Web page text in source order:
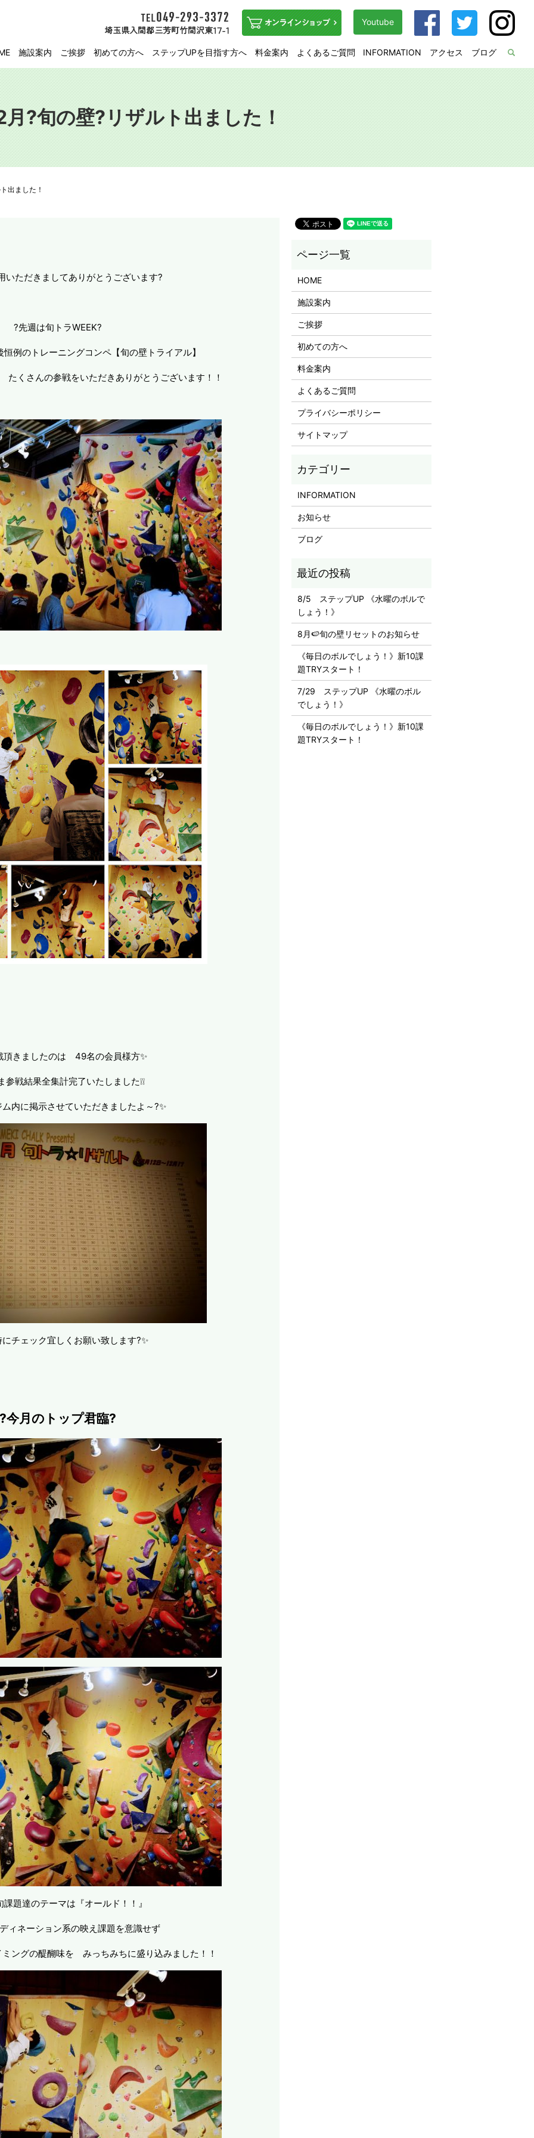
施設案内 ご挨拶 初めての方へ ステップUPを目指す方へ 料金案内 よくあるご質問 INFORMATION アクセス ブログ
Youtube
月?旬の壁?リザルト出ました！
出ました！
いただきましてありがとうございます?
?先週は旬トラWEEK?
例のトレーニングコンペ【旬の壁トライアル】
くさんの参戦をいただきありがとうございます！！
頂きましたのは 49名の会員様方✨
参戦結果全集計完了いたしました❕❕
内に掲示させていただきましたよ～?✨
チェック宜しくお願い致します?✨
今月のトップ君臨?
課題達のテーマは『オールド！！』
ィネーション系の映え課題を意識せず
ングの醍醐味を みっちみちに盛り込みました！！
HOME
施設案内
ご挨拶
初めての方へ
料金案内
よくあるご質問
プライバシーポリシー
サイトマップ
INFORMATION
お知らせ
ブログ
8/5 ステップUP 《水曜のボルで
しょう！》
8月🍉旬の壁リセットのお知らせ
《毎日のボルでしょう！》新10課
題TRYスタート！
7/29 ステップUP 《水曜のボル
でしょう！》
《毎日のボルでしょう！》新10課
題TRYスタート！